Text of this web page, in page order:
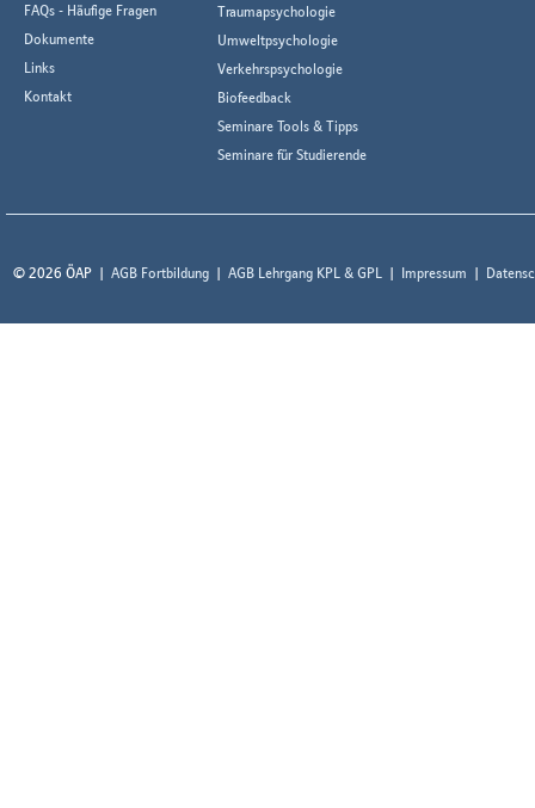
FAQs - Häufige Fragen
Dokumente
Links
Kontakt
Traumapsychologie
Umweltpsychologie
Verkehrspsychologie
Biofeedback
Seminare Tools & Tipps
Seminare für Studierende
© 2026 ÖAP AGB Fortbildung AGB Lehrgang KPL & GPL Impressum